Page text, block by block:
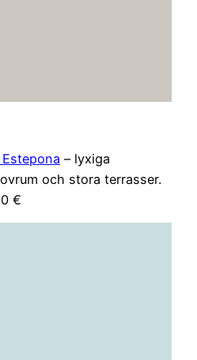
– lyxiga
och stora terrasser.
€